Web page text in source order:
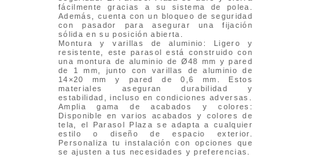
fácilmente gracias a su sistema de polea.
Además, cuenta con un bloqueo de seguridad
con pasador para asegurar una fijación
sólida en su posición abierta.
Montura y varillas de aluminio: Ligero y
resistente, este parasol está construido con
una montura de aluminio de Ø48 mm y pared
de 1 mm, junto con varillas de aluminio de
14×20 mm y pared de 0,6 mm. Estos
materiales aseguran durabilidad y
estabilidad, incluso en condiciones adversas.
Amplia gama de acabados y colores:
Disponible en varios acabados y colores de
tela, el Parasol Plaza se adapta a cualquier
estilo o diseño de espacio exterior.
Personaliza tu instalación con opciones que
se ajusten a tus necesidades y preferencias.